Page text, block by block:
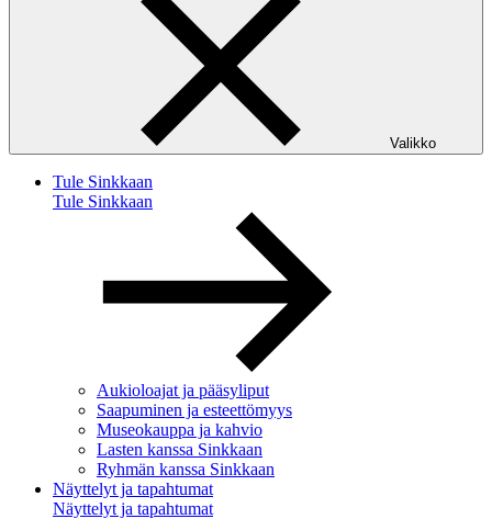
Valikko
Tule Sinkkaan
Tule Sinkkaan
Aukioloajat ja pääsyliput
Saapuminen ja esteettömyys
Museokauppa ja kahvio
Lasten kanssa Sinkkaan
Ryhmän kanssa Sinkkaan
Näyttelyt ja tapahtumat
Näyttelyt ja tapahtumat